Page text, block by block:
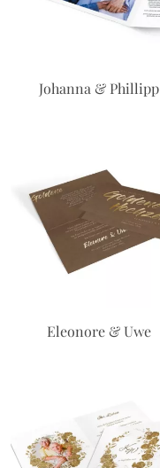
Johanna & Phillipp
Eleonore & Uwe